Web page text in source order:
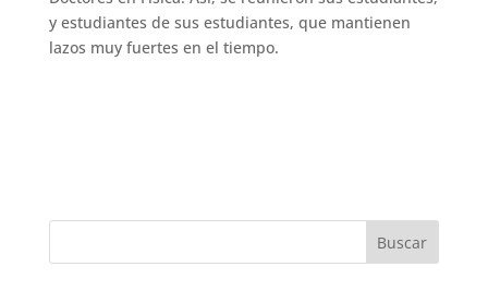
y estudiantes de sus estudiantes, que mantienen
lazos muy fuertes en el tiempo.
Buscar